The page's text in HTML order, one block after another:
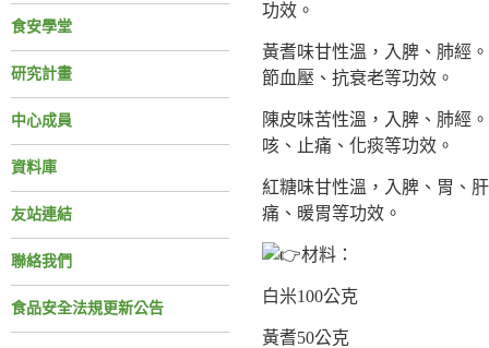
食安學堂
研究計畫
中心成員
資料庫
友站連結
聯絡我們
食品安全法規更新公告
功效。
黃耆味甘性溫，入脾、肺經
節血壓、抗衰老等功效。
陳皮味苦性溫，入脾、肺經
咳、止痛、化痰等功效。
紅糖味甘性溫，入脾、胃、
痛、暖胃等功效。
材料：
白米100公克
黃耆50公克